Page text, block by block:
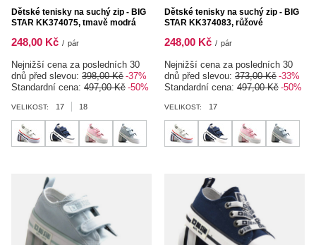
Dětské tenisky na suchý zip - BIG
STAR KK374075, tmavě modrá
248,00 Kč / pár
Nejnižší cena za posledních 30
dnů před slevou: 398,00 Kč -37%
Standardní cena: 497,00 Kč -50%
VELIKOST: 17 18
Dětské tenisky na suchý zip - BIG
STAR KK374083, růžové
248,00 Kč / pár
Nejnižší cena za posledních 30
dnů před slevou: 373,00 Kč -33%
Standardní cena: 497,00 Kč -50%
VELIKOST: 17